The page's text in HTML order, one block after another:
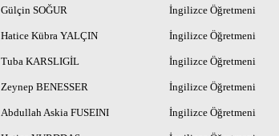
Gülçin SOĞUR İngilizce Öğretmeni
Hatice Kübra YALÇIN İngilizce Öğretmeni
Tuba KARSLIGİL İngilizce Öğretmeni
Zeynep BENESSER İngilizce Öğretmeni
Abdullah Askia FUSEINI İngilizce Öğretmeni